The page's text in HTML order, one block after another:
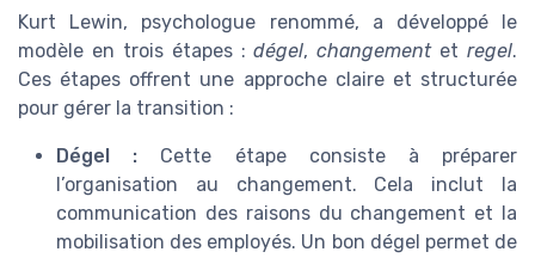
Kurt Lewin, psychologue renommé, a développé le
modèle en trois étapes :dégel,changementet regel.
Ces étapes offrent une approche claire et structurée
pour gérer la transition :
Dégel : Cette étape consiste à préparer
l’organisation au changement. Cela inclut la
communication des raisons du changement et la
mobilisation des employés. Un bon dégel permet de